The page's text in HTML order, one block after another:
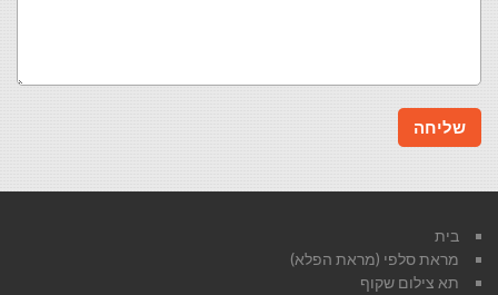
בית
מראת סלפי (מראת הפלא)
תא צילום שקוף